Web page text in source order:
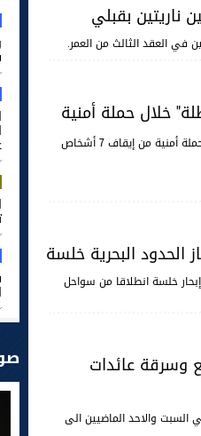
بقبلي
في العقد الثالث من العمر.
خلال حملة أمنية
تمكنت فرقة الشرطة العدلية بالحمامات ليلة البارحة خلال حملة أمنية من إيقاف 7 أشخاص
خلسة انطلاقا من سواحل
وسرقة عائدات
السبت والاحد الماضيين الى